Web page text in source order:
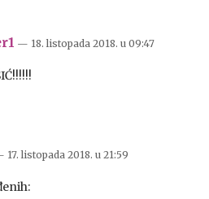
— 18. listopada 2018. u 09:47
17. listopada 2018. u 21:59